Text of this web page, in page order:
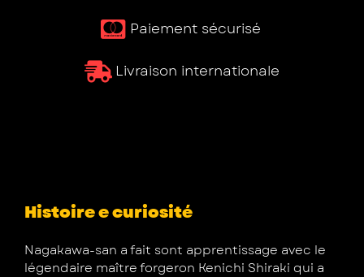
Paiement sécurisé ​
Livraison internationale
Histoire e curiosité
Nagakawa-san a fait sont apprentissage avec le
légendaire maître forgeron Kenichi Shiraki qui a